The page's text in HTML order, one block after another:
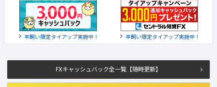
FXキャッシュバック全一覧【随時更新】
羊飼い限定タイアップ実施中！ 羊飼い限定タイアップ実施中！